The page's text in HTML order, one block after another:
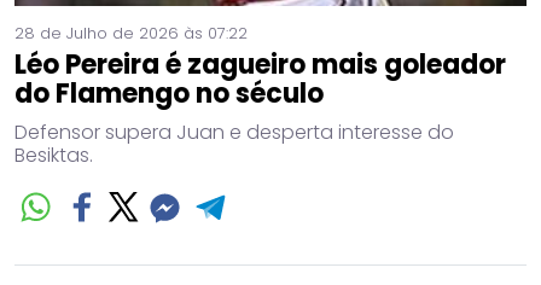
28 de Julho de 2026 às 07:22
Léo Pereira é zagueiro mais goleador
do Flamengo no século
Defensor supera Juan e desperta interesse do
Besiktas.